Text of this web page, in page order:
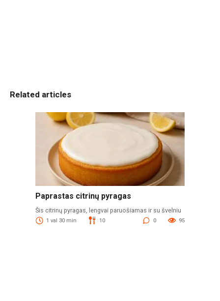
Related articles
Paprastas citrinų pyragas
Šis citrinų pyragas, lengvai paruošiamas ir su švelniu
1 val 30 min 10 0 95